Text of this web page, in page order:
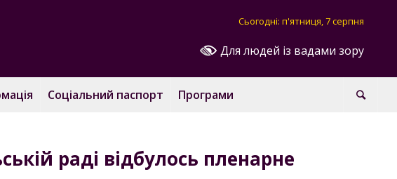
Для людей із вадами зору
Сьогодні: п'ятниця, 7 серпня
Соціальний паспорт Програми
раді відбулось пленарне